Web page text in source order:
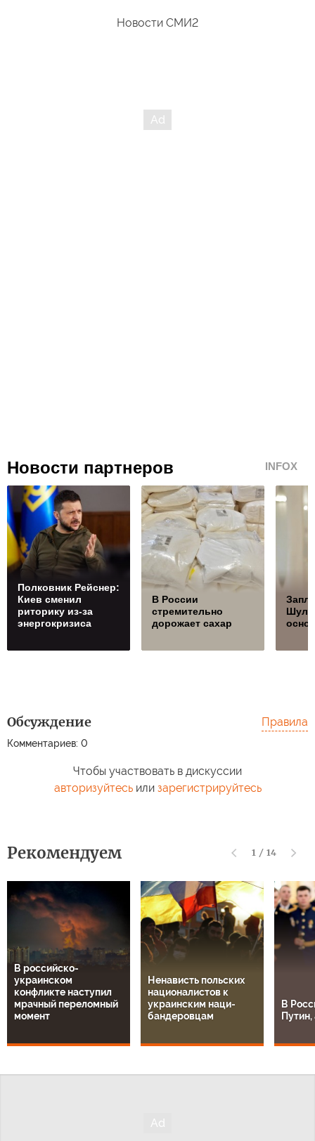
Новости СМИ2
Новости партнеров INFOX
Полковник Рейснер:
Киев сменил
риторику из-за
энергокризиса
В России
стремительно
дорожает сахар
Обсуждение
Комментариев: 0
Правила
Чтобы участвовать в дискуссии
авторизуйтесьили зарегистрируйтесь
Рекомендуем 1 / 14
В российско-
украинском
конфликте наступил
мрачный переломный
момент
Ненависть польских
националистов к
украинским наци-
бандеровцам
В